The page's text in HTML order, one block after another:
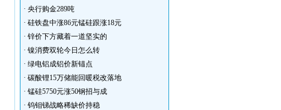
· 央行购金289吨
· 硅铁盘中涨86元锰硅跟涨18元
· 锌价下方藏着一道坚实的
· 镍消费双轮今日怎么转
· 绿电铝成铝价新锚点
· 碳酸锂15万储能回暖税改落地
· 锰硅5750元涨50钢招与成
· 钨钼锑战略稀缺价持稳